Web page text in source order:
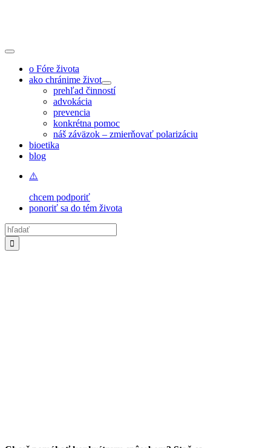
Toggle
Navigationo Fóre života
ako chránime život
prehľad činností
advokácia
prevencia
konkrétna pomoc
náš záväzok – zmierňovať polarizáciu
bioetika
blog
chcem podporiť
ponoriť sa do tém života
Hľadať: